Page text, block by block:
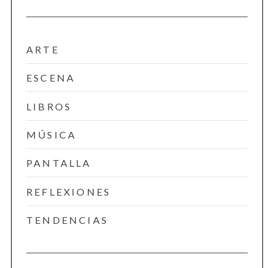
ARTE
ESCENA
LIBROS
MÚSICA
PANTALLA
REFLEXIONES
TENDENCIAS